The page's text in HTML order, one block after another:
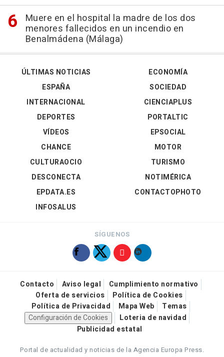
Muere en el hospital la madre de los dos
menores fallecidos en un incendio en
Benalmádena (Málaga)
ÚLTIMAS NOTICIAS
ESPAÑA
INTERNACIONAL
DEPORTES
VÍDEOS
ECONOMÍA
SOCIEDAD
CIENCIAPLUS
PORTALTIC
EPSOCIAL
CHANCE
CULTURAOCIO
DESCONECTA
EPDATA.ES
INFOSALUS
MOTOR
TURISMO
NOTIMÉRICA
CONTACTOPHOTO
SÍGUENOS
Contacto Aviso legal
Cumplimiento normativo
Oferta de servicios
Política de Cookies
Política de Privacidad
Mapa Web
Temas
Configuración de Cookies
Loteria de navidad
Publicidad estatal
Portal de actualidad y noticias de la Agencia Europa Press.